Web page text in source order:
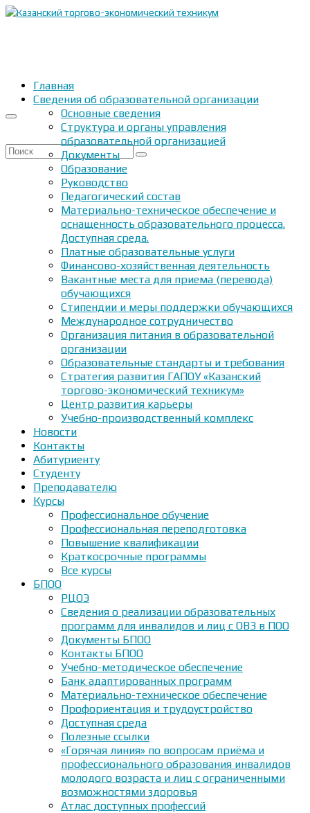
Искать:
Главная
Сведения об образовательной организации
Основные сведения
Структура и органы управления
образовательной организацией
Документы
Образование
Руководство
Педагогический состав
Материально-техническое обеспечение и
оснащенность образовательного процесса.
Доступная среда.
Платные образовательные услуги
Финансово-хозяйственная деятельность
Вакантные места для приема (перевода)
обучающихся
Стипендии и меры поддержки обучающихся
Международное сотрудничество
Организация питания в образовательной
организации
Образовательные стандарты и требования
Стратегия развития ГАПОУ «Казанский
торгово-экономический техникум»
Центр развития карьеры
Учебно-производственный комплекс
Новости
Контакты
Абитуриенту
Студенту
Преподавателю
Курсы
Профессиональное обучение
Профессиональная переподготовка
Повышение квалификации
Краткосрочные программы
Все курсы
БПОО
РЦОЭ
Сведения о реализации образовательных
программ для инвалидов и лиц с ОВЗ в ПОО
Документы БПОО
Контакты БПОО
Учебно-методическое обеспечение
Банк адаптированных программ
Материально-техническое обеспечение
Профориентация и трудоустройство
Доступная среда
Полезные ссылки
«Горячая линия» по вопросам приёма и
профессионального образования инвалидов
молодого возраста и лиц с ограниченными
возможностями здоровья
Атлас доступных профессий